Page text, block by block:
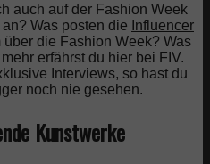
auch auf der Fashion Week
Was posten die Influencer
die Fashion Week? Was
erfährst du hier bei FIV.
Interviews, so hast du
noch nie gesehen.
Kunstwerke